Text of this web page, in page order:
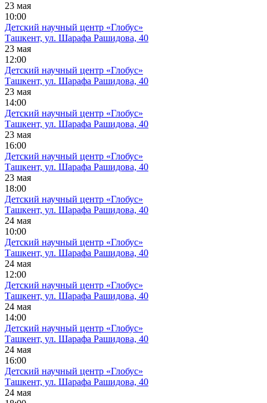
23 мая
10:00
Детский научный центр «Глобус»
Ташкент, ул. Шарафа Рашидова, 40
23 мая
12:00
Детский научный центр «Глобус»
Ташкент, ул. Шарафа Рашидова, 40
23 мая
14:00
Детский научный центр «Глобус»
Ташкент, ул. Шарафа Рашидова, 40
23 мая
16:00
Детский научный центр «Глобус»
Ташкент, ул. Шарафа Рашидова, 40
23 мая
18:00
Детский научный центр «Глобус»
Ташкент, ул. Шарафа Рашидова, 40
24 мая
10:00
Детский научный центр «Глобус»
Ташкент, ул. Шарафа Рашидова, 40
24 мая
12:00
Детский научный центр «Глобус»
Ташкент, ул. Шарафа Рашидова, 40
24 мая
14:00
Детский научный центр «Глобус»
Ташкент, ул. Шарафа Рашидова, 40
24 мая
16:00
Детский научный центр «Глобус»
Ташкент, ул. Шарафа Рашидова, 40
24 мая